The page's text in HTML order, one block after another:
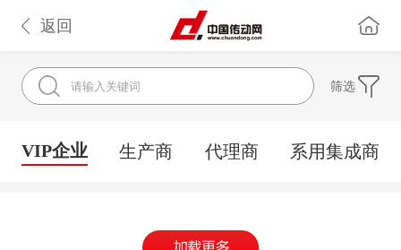
返回
筛选
VIP企业 生产商 代理商 系用集成商